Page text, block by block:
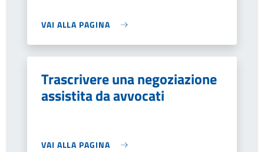
VAI ALLA PAGINA
Trascrivere una negoziazione
assistita da avvocati
VAI ALLA PAGINA